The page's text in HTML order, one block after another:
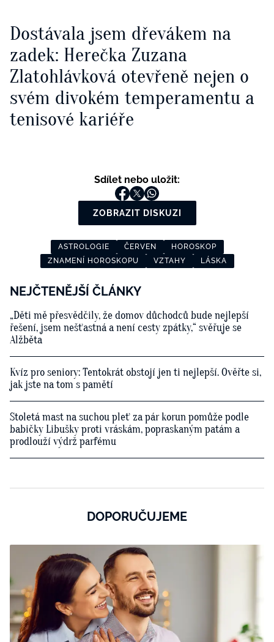
Dostávala jsem dřevákem na
zadek: Herečka Zuzana
Zlatohlávková otevřeně nejen o
svém divokém temperamentu a
tenisové kariéře
Sdílet nebo uložit:
ZOBRAZIT DISKUZI
ASTROLOGIE ČERVEN
HOROSKOP
ZNAMENÍ HOROSKOPU
VZTAHY LÁSKA
NEJČTENĚJŠÍ ČLÁNKY
„Děti mě přesvědčily, že domov důchodců bude nejlepší
řešení, jsem nešťastná a není cesty zpátky,“ svěřuje se
Alžběta
Kvíz pro seniory: Tentokrát obstojí jen ti nejlepší. Ověřte si,
jak jste na tom s pamětí
Stoletá mast na suchou pleť za pár korun pomůže podle
babičky Libušky proti vráskám, popraskaným patám a
prodlouží výdrž parfému
DOPORUČUJEME